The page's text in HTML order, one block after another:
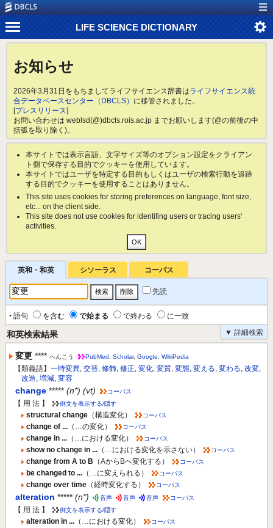
LIFE SCIENCE DICTIONARY
お知らせ
2026年3月31日をもちましてライフサイエンス辞書はライフサイエンス統
合データベースセンター（DBCLS） に移管されました。
[プレスリリース]
お問い合わせは weblsd(@)dbcls.rois.ac.jp までお願いします(@の前後の中
括弧を取り除く)。
本サイトでは表示言語、文字サイズ等のオプション設定をクライアン
ト側で保存する目的でクッキーを使用しています。
本サイトではユーザを特定する目的もしくはユーザの検索行動を追跡
する目的でクッキーを使用することはありません。
This site uses cookies for storing preferences on language, font size,
etc... on the client side.
This site does not use cookies for identifing users or tracing users'
activities.
英和・和英 シソーラス コーパス
先読
‣ 語句 を含む で始まる で終わる
に一致
▼ 詳細検索
和英検索結果
変更 **** へんこう PubMed Scholar, Google WikiPedia
【類義語】 一時変異, 交替, 修飾, 修正, 変化, 変質, 変態, 変える, 変わる, 改変,
改造, 増減, 変容
change ***** (n*) (vt) コーパス
【 用 法 】 例文を表示する/隠す
structural change （構造変化） コーパス
change of ... （…の変化） コーパス
change in ... （…における変化） コーパス
show no change in ... （…における変化を示さない） コーパス
change from A to B （AからBへ変化する） コーパス
be changed to ... （…に変えられる） コーパス
change over time （経時変化する） コーパス
alteration ***** (n*) 音声 音声 音声 コーパス
【 用 法 】 例文を表示する/隠す
alteration in ... （…における変化） コーパス